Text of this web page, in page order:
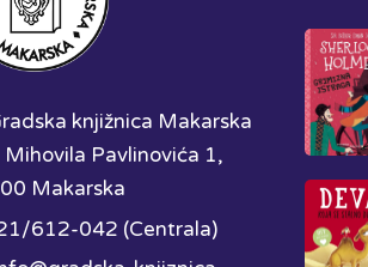
knjižnica Makarska
Mihovila Pavlinovića 1,
Makarska
612-042 (Centrala)